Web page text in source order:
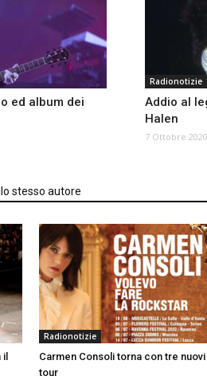
ed album dei
Radionotizie
Addio al
Halen
7 Ottobre 2020
stesso autore
Radionotizie
Carmen Consoli torna con tre nuovi
tour